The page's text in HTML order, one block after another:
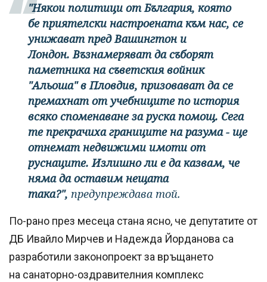
"Някои политици от България, която
бе приятелски настроената към нас, се
унижават пред Вашингтон и
Лондон. Възнамеряват да съборят
паметника на съветския войник
"Альоша" в Пловдив, призовават да се
премахнат от учебниците по история
всяко споменаване за руска помощ. Сега
те прекрачиха границите на разума - ще
отнемат недвижими имоти от
руснаците. Излишно ли е да казвам, че
няма да оставим нещата
така?", предупреждава той.
По-рано през месеца стана ясно, че депутатите от
ДБ Ивайло Мирчев и Надежда Йорданова са
разработили законопроект за връщането
на санаторно-оздравителния комплекс